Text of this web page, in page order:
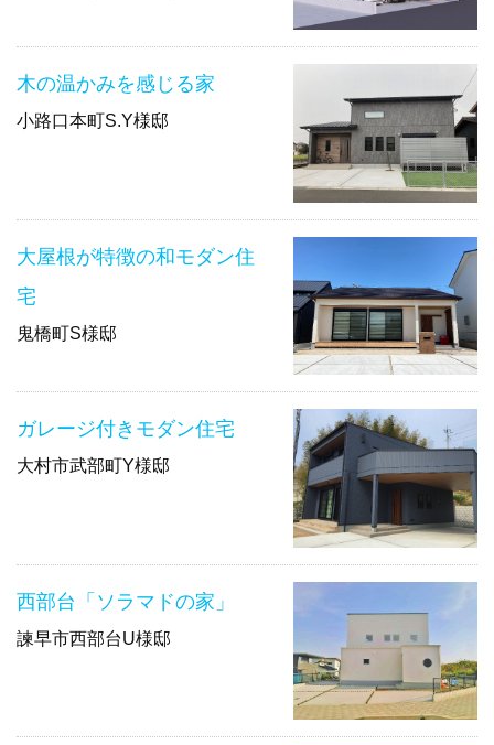
木の温かみを感じる家
小路口本町S.Y様邸
大屋根が特徴の和モダン住
宅
鬼橋町S様邸
ガレージ付きモダン住宅
大村市武部町Y様邸
西部台「ソラマドの家」
諫早市西部台U様邸